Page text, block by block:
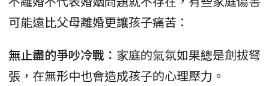
可能遠比父母離婚更讓孩子痛苦：
無止盡的爭吵冷戰： 家庭的氣氛如果總是劍拔弩
張，在無形中也會造成孩子的心理壓力。